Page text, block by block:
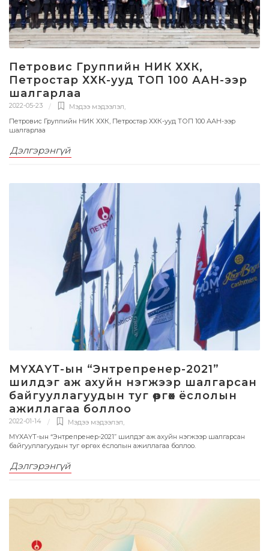
Петровис Группийн НИК ХХК,
Петростар ХХК-ууд ТОП 100 ААН-ээр
шалгарлаа
2022-05-23 Мэдээ мэдээлэл
Петровис Группийн НИК ХХК, Петростар ХХК-ууд ТОП 100 ААН-ээр
шалгарлаа
Дэлгэрэнгүй
МҮХАҮТ-ын “Энтрепренер-2021”
шилдэг аж ахуйн нэгжээр шалгарсан
байгууллагуудын туг өргөх ёслолын
ажиллагаа боллоо
2022-01-14 Мэдээ мэдээлэл,
МҮХАҮТ-ын “Энтрепренер-2021” шилдэг аж ахуйн нэгжээр шалгарсан
байгууллагуудын туг өргөх ёслолын ажиллагаа боллоо.
Дэлгэрэнгүй